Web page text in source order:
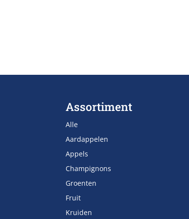
Assortiment
Alle
Aardappelen
Appels
Champignons
Groenten
Fruit
Kruiden